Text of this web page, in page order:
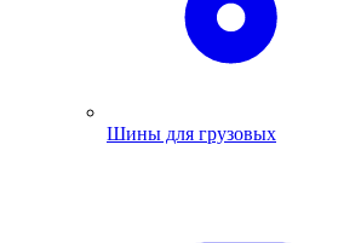
Шины для грузовых